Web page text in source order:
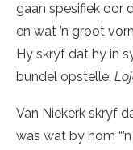
gaan spesifiek oor
en wat ’n groot
Hy skryf dat hy in
bundel opstelle,
Van Niekerk skryf
was wat by hom